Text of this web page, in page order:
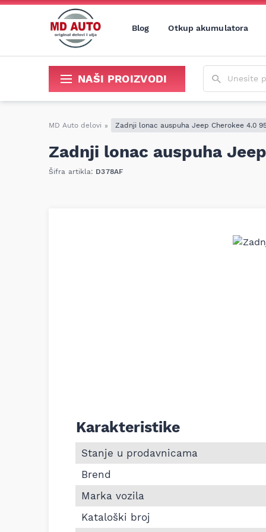
Blog Otkup akumulatora
NAŠI PROIZVODI
MD Auto delovi » Zadnji lonac auspuha Jeep Cherokee 4.0
Zadnji lonac auspuha
Šifra artikla: D378AF
Informacije o Zadnji lonac auspuha
Karakteristike
Stanje u prodavnicama
Brend
Marka vozila
Kataloški broj